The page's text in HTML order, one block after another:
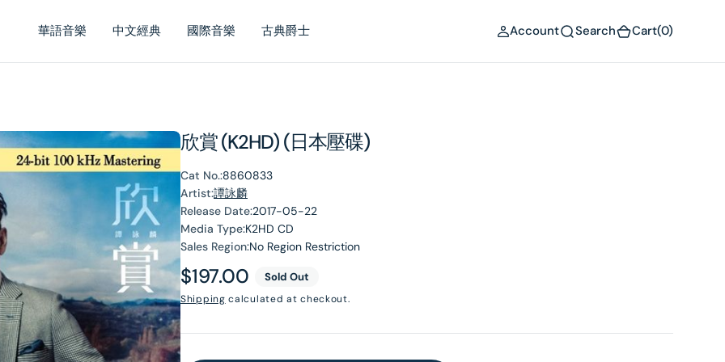
華語音樂 中文經典 國際音樂 古典爵士 Account Search Cart(0)
欣賞 (K2HD) (日本壓碟)
Cat No.:8860833
Artist:譚詠麟
Release Date:2017-05-22
Media Type:K2HD CD
Sales Region:No Region Restriction
Regular
price
$197.00 Sold Out
Shipping calculated at checkout.